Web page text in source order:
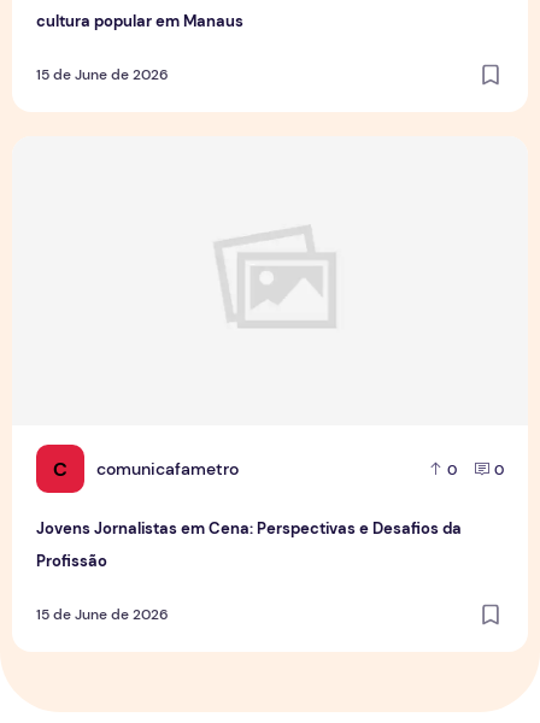
cultura popular em Manaus
15 de June de 2026
C comunicafametro 0 0
Jovens Jornalistas em Cena: Perspectivas e Desafios da
Profissão
15 de June de 2026